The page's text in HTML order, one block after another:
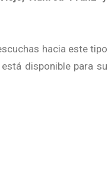
hacia este tipo
disponible para su